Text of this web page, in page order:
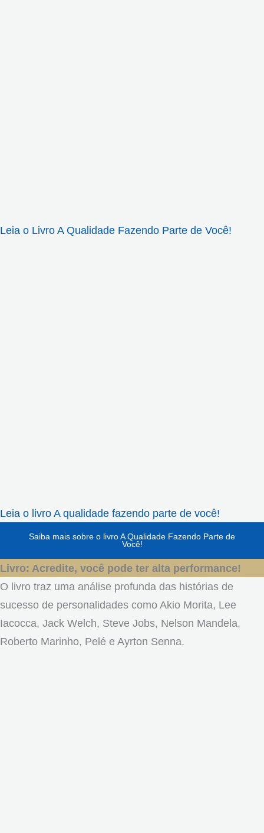
Leia o Livro A Qualidade Fazendo Parte de Você!
Leia o livro A qualidade fazendo parte de você!
Saiba mais sobre o livro A Qualidade Fazendo Parte de
Você!
Livro: Acredite, você pode ter alta performance!
O livro traz uma análise profunda das histórias de
sucesso de personalidades como Akio Morita, Lee
Iacocca, Jack Welch, Steve Jobs, Nelson Mandela,
Roberto Marinho, Pelé e Ayrton Senna.